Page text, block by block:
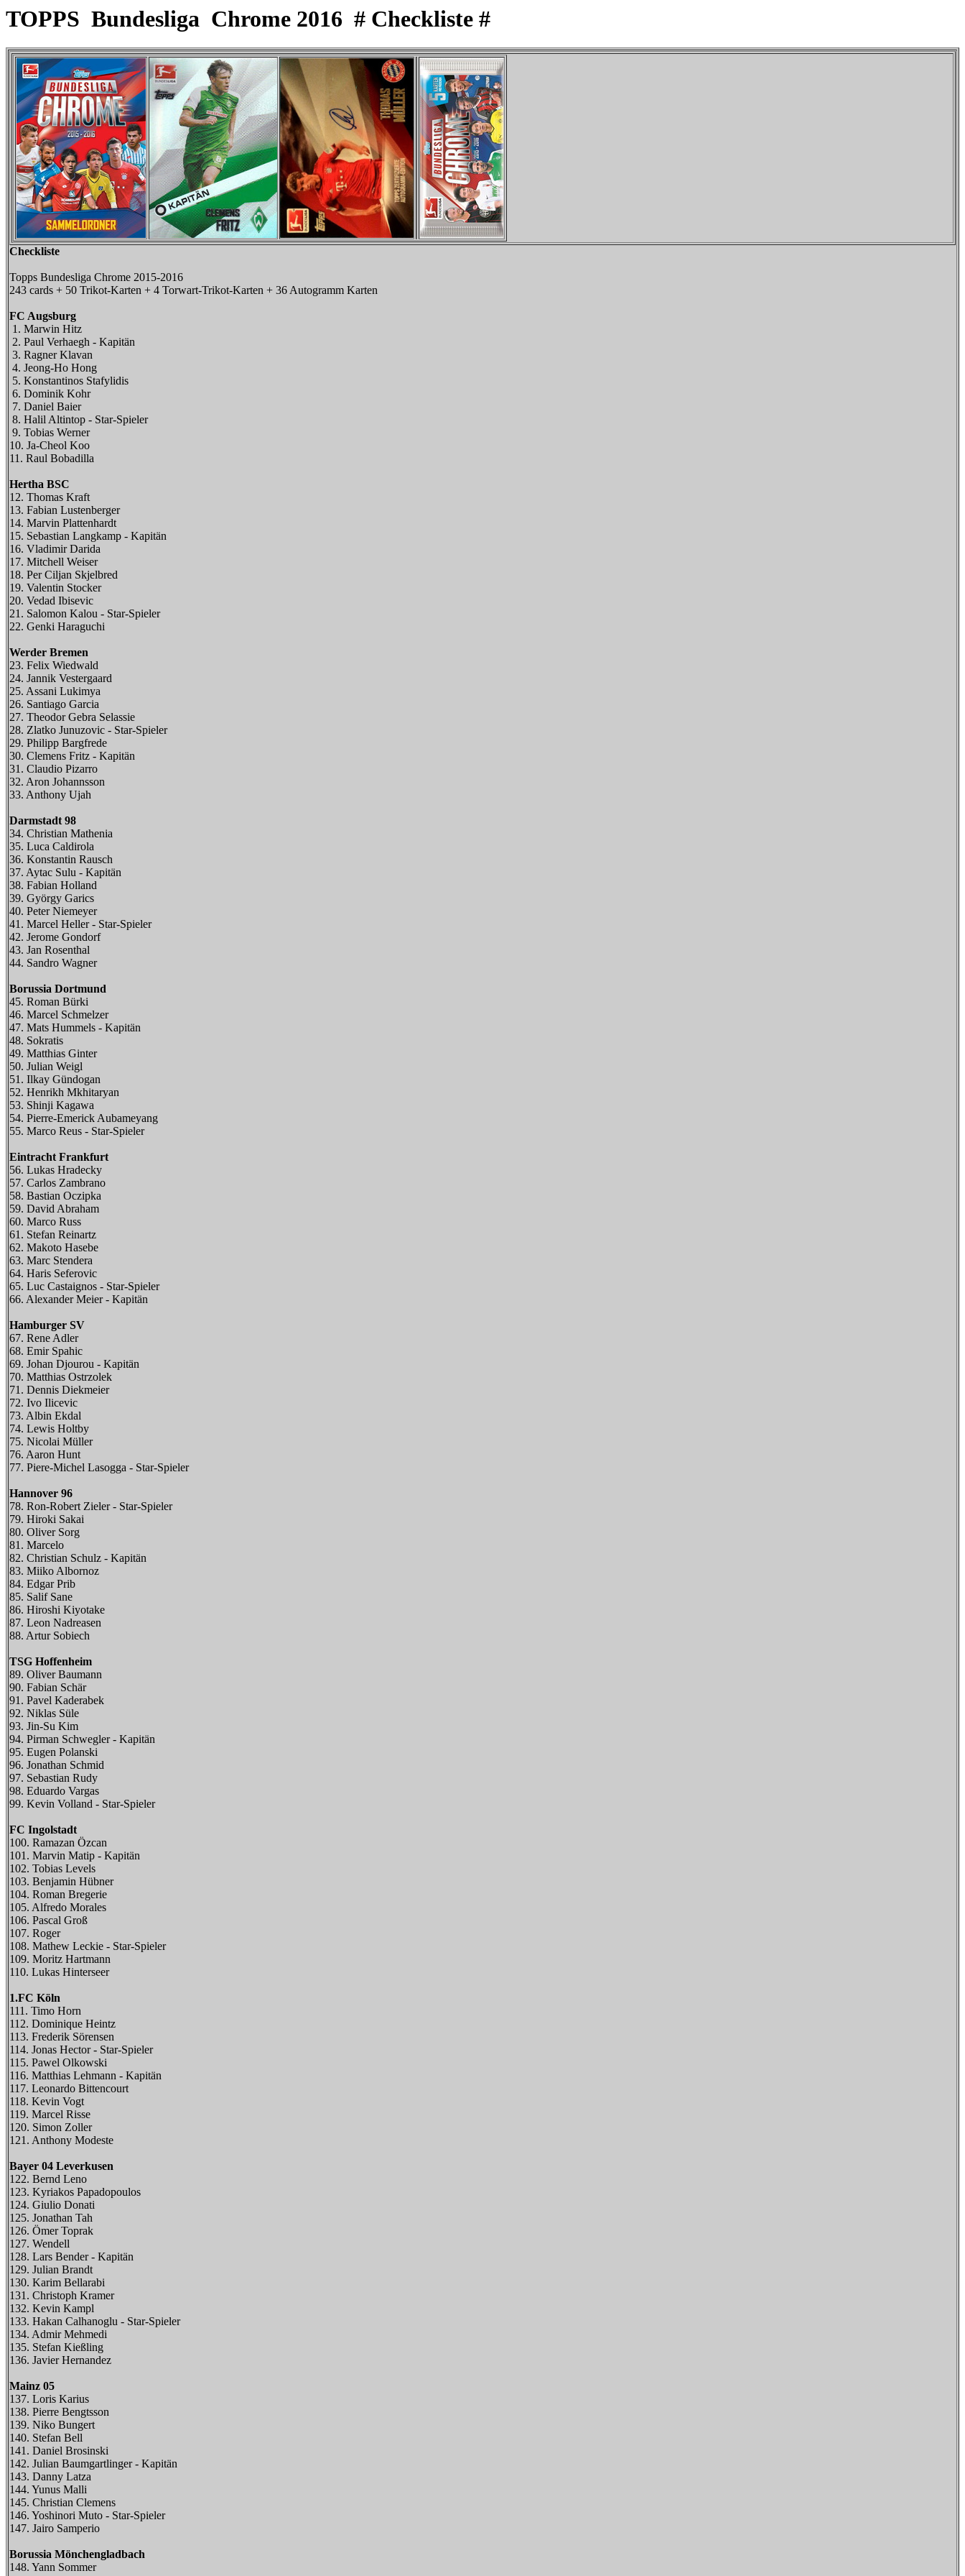
TOPPS Bundesliga Chrome 2016 # Checkliste #
Checkliste
Topps Bundesliga Chrome 2015-2016
243 cards + 50 Trikot-Karten + 4 Torwart-Trikot-Karten + 36 Autogramm Karten
FC Augsburg
1. Marwin Hitz
2. Paul Verhaegh - Kapitän
3. Ragner Klavan
4. Jeong-Ho Hong
5. Konstantinos Stafylidis
6. Dominik Kohr
7. Daniel Baier
8. Halil Altintop - Star-Spieler
9. Tobias Werner
10. Ja-Cheol Koo
11. Raul Bobadilla
Hertha BSC
12. Thomas Kraft
13. Fabian Lustenberger
14. Marvin Plattenhardt
15. Sebastian Langkamp - Kapitän
16. Vladimir Darida
17. Mitchell Weiser
18. Per Ciljan Skjelbred
19. Valentin Stocker
20. Vedad Ibisevic
21. Salomon Kalou - Star-Spieler
22. Genki Haraguchi
Werder Bremen
23. Felix Wiedwald
24. Jannik Vestergaard
25. Assani Lukimya
26. Santiago Garcia
27. Theodor Gebra Selassie
28. Zlatko Junuzovic - Star-Spieler
29. Philipp Bargfrede
30. Clemens Fritz - Kapitän
31. Claudio Pizarro
32. Aron Johannsson
33. Anthony Ujah
Darmstadt 98
34. Christian Mathenia
35. Luca Caldirola
36. Konstantin Rausch
37. Aytac Sulu - Kapitän
38. Fabian Holland
39. György Garics
40. Peter Niemeyer
41. Marcel Heller - Star-Spieler
42. Jerome Gondorf
43. Jan Rosenthal
44. Sandro Wagner
Borussia Dortmund
45. Roman Bürki
46. Marcel Schmelzer
47. Mats Hummels - Kapitän
48. Sokratis
49. Matthias Ginter
50. Julian Weigl
51. Ilkay Gündogan
52. Henrikh Mkhitaryan
53. Shinji Kagawa
54. Pierre-Emerick Aubameyang
55. Marco Reus - Star-Spieler
Eintracht Frankfurt
56. Lukas Hradecky
57. Carlos Zambrano
58. Bastian Oczipka
59. David Abraham
60. Marco Russ
61. Stefan Reinartz
62. Makoto Hasebe
63. Marc Stendera
64. Haris Seferovic
65. Luc Castaignos - Star-Spieler
66. Alexander Meier - Kapitän
Hamburger SV
67. Rene Adler
68. Emir Spahic
69. Johan Djourou - Kapitän
70. Matthias Ostrzolek
71. Dennis Diekmeier
72. Ivo Ilicevic
73. Albin Ekdal
74. Lewis Holtby
75. Nicolai Müller
76. Aaron Hunt
77. Piere-Michel Lasogga - Star-Spieler
Hannover 96
78. Ron-Robert Zieler - Star-Spieler
79. Hiroki Sakai
80. Oliver Sorg
81. Marcelo
82. Christian Schulz - Kapitän
83. Miiko Albornoz
84. Edgar Prib
85. Salif Sane
86. Hiroshi Kiyotake
87. Leon Nadreasen
88. Artur Sobiech
TSG Hoffenheim
89. Oliver Baumann
90. Fabian Schär
91. Pavel Kaderabek
92. Niklas Süle
93. Jin-Su Kim
94. Pirman Schwegler - Kapitän
95. Eugen Polanski
96. Jonathan Schmid
97. Sebastian Rudy
98. Eduardo Vargas
99. Kevin Volland - Star-Spieler
FC Ingolstadt
100. Ramazan Özcan
101. Marvin Matip - Kapitän
102. Tobias Levels
103. Benjamin Hübner
104. Roman Bregerie
105. Alfredo Morales
106. Pascal Groß
107. Roger
108. Mathew Leckie - Star-Spieler
109. Moritz Hartmann
110. Lukas Hinterseer
1.FC Köln
111. Timo Horn
112. Dominique Heintz
113. Frederik Sörensen
114. Jonas Hector - Star-Spieler
115. Pawel Olkowski
116. Matthias Lehmann - Kapitän
117. Leonardo Bittencourt
118. Kevin Vogt
119. Marcel Risse
120. Simon Zoller
121. Anthony Modeste
Bayer 04 Leverkusen
122. Bernd Leno
123. Kyriakos Papadopoulos
124. Giulio Donati
125. Jonathan Tah
126. Ömer Toprak
127. Wendell
128. Lars Bender - Kapitän
129. Julian Brandt
130. Karim Bellarabi
131. Christoph Kramer
132. Kevin Kampl
133. Hakan Calhanoglu - Star-Spieler
134. Admir Mehmedi
135. Stefan Kießling
136. Javier Hernandez
Mainz 05
137. Loris Karius
138. Pierre Bengtsson
139. Niko Bungert
140. Stefan Bell
141. Daniel Brosinski
142. Julian Baumgartlinger - Kapitän
143. Danny Latza
144. Yunus Malli
145. Christian Clemens
146. Yoshinori Muto - Star-Spieler
147. Jairo Samperio
Borussia Mönchengladbach
148. Yann Sommer